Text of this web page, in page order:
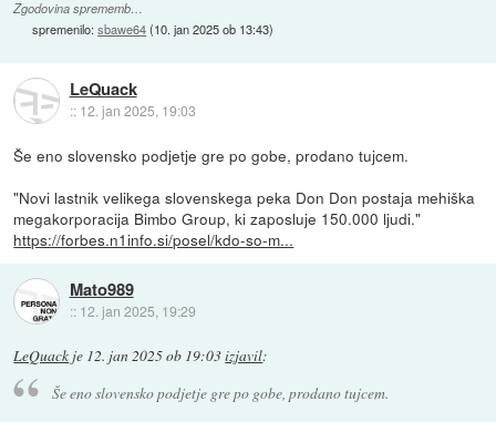
Zgodovina sprememb…
spremenilo:sbawe64(10. jan 2025 ob 13:43)
LeQuack
:: 12. jan 2025, 19:03
Še eno slovensko podjetje gre po gobe, prodano tujcem.
"Novi lastnik velikega slovenskega peka Don Don postaja mehiška
megakorporacija Bimbo Group, ki zaposluje 150.000 ljudi."
https://forbes.n1info.si/posel/kdo-so-m...
Mato989
:: 12. jan 2025, 19:29
LeQuack je 12. jan 2025 ob 19:03izjavil:
Še eno slovensko podjetje gre po gobe, prodano tujcem.